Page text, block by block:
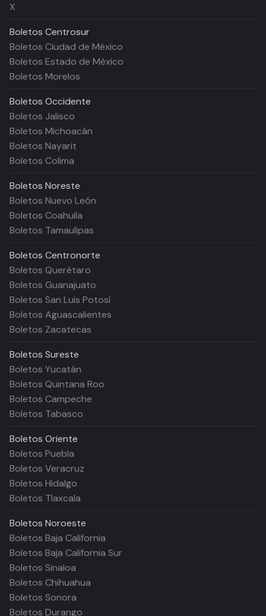
X
Boletos Centrosur
Boletos Ciudad de México
Boletos Estado de México
Boletos Morelos
Boletos Occidente
Boletos Jalisco
Boletos Michoacán
Boletos Nayarit
Boletos Colima
Boletos Noreste
Boletos Nuevo León
Boletos Coahuila
Boletos Tamaulipas
Boletos Centronorte
Boletos Querétaro
Boletos Guanajuato
Boletos San Luis Potosí
Boletos Aguascalientes
Boletos Zacatecas
Boletos Sureste
Boletos Yucatán
Boletos Quintana Roo
Boletos Campeche
Boletos Tabasco
Boletos Oriente
Boletos Puebla
Boletos Veracruz
Boletos Hidalgo
Boletos Tlaxcala
Boletos Noroeste
Boletos Baja California
Boletos Baja California Sur
Boletos Sinaloa
Boletos Chihuahua
Boletos Sonora
Boletos Durango